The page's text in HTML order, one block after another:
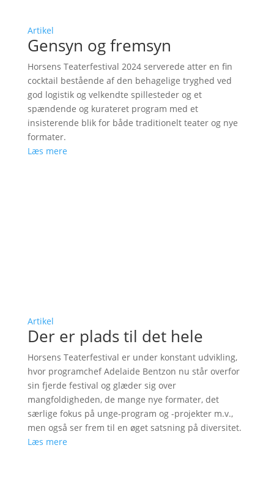
Artikel
Gensyn og fremsyn
Horsens Teaterfestival 2024 serverede atter en fin
cocktail bestående af den behagelige tryghed ved
god logistik og velkendte spillesteder og et
spændende og kurateret program med et
insisterende blik for både traditionelt teater og nye
formater.
Læs mere
Artikel
Der er plads til det hele
Horsens Teaterfestival er under konstant udvikling,
hvor programchef Adelaide Bentzon nu står overfor
sin fjerde festival og glæder sig over
mangfoldigheden, de mange nye formater, det
særlige fokus på unge-program og -projekter m.v.,
men også ser frem til en øget satsning på diversitet.
Læs mere